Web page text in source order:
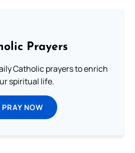
Prayers
Catholic prayers to enrich
spiritual life.
PRAY NOW